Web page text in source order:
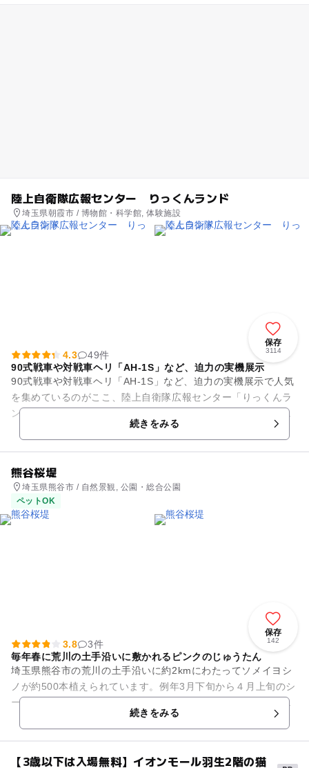
陸上自衛隊広報センター りっくんランド
埼玉県朝霞市 / 博物館・科学館, 体験施設
保存
3114
4.3
49件
90式戦車や対戦車ヘリ「AH-1S」など、迫力の実機展示
90式戦車や対戦車ヘリ「AH-1S」など、迫力の実機展示で人気
を集めているのがここ、陸上自衛隊広報センター「りっくんラ
ンド」です。対戦車ヘリ「AH-1S」についてはフライトシミュ
続きをみる
熊谷桜堤
埼玉県熊谷市 / 自然景観, 公園・総合公園
ペットOK
保存
142
3.8
3件
毎年春に荒川の土手沿いに敷かれるピンクのじゅうたん
埼玉県熊谷市の荒川の土手沿いに約2kmにわたってソメイヨシ
ノが約500本植えられています。例年3月下旬から４月上旬のシ
ーズンには、沿道はサクラの花で包まれます。土手の中腹で咲
続きをみる
【3歳以下は入場無料】イオンモール羽生2階の猫